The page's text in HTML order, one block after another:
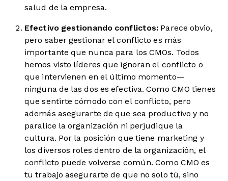
salud de la empresa.
Efectivo gestionando conflictos: Parece obvio,
pero saber gestionar el conflicto es más
importante que nunca para los CMOs. Todos
hemos visto líderes que ignoran el conflicto o
que intervienen en el último momento—
ninguna de las dos es efectiva. Como CMO tienes
que sentirte cómodo con el conflicto, pero
además asegurarte de que sea productivo y no
paralice la organización ni perjudique la
cultura. Por la posición que tiene marketing y
los diversos roles dentro de la organización, el
conflicto puede volverse común. Como CMO es
tu trabajo asegurarte de que no solo tú, sino